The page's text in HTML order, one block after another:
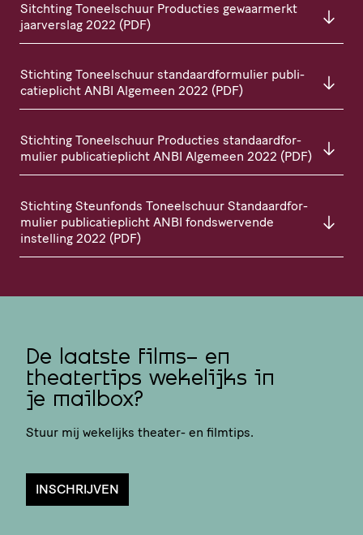
Sitchting Toneel­schuur Producties gewaarmerkt
jaarverslag 2022 (PDF)
Stichting Toneel­schuur stan­daard­for­mu­lier publi­
ca­tie­plicht ANBI Algemeen 2022 (PDF)
Stichting Toneel­schuur Producties stan­daard­for­
mu­lier publi­ca­tie­plicht ANBI Algemeen 2022 (PDF)
Stichting Steunfonds Toneel­schuur Stan­daard­for­
mu­lier publi­ca­tie­plicht ANBI fonds­wer­vende
instelling 2022 (PDF)
De laatste films- en
theatertips wekelijks in
je mailbox?
Stuur mij wekelijks theater- en filmtips.
INSCHRIJVEN